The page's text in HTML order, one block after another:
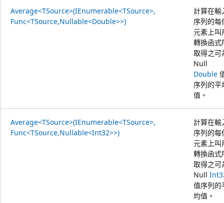
Average<TSource>(IEnumerable<TSource>,
Func<TSource,Nullable<Double>>)
計算在輸
序列的每
元素上叫
轉換函式
取得之可
Null
Double
序列的平
值。
Average<TSource>(IEnumerable<TSource>,
Func<TSource,Nullable<Int32>>)
計算在輸
序列的每
元素上叫
轉換函式
取得之可
Null
值序列的
均值。